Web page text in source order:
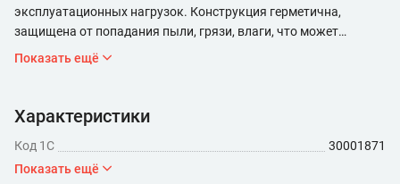
эксплуатационных нагрузок. Конструкция герметична,
защищена от попадания пыли, грязи, влаги, что может
привести к заклиниванию. Все детали обработаны
Показать ещё
Характеристики
Код 1С
30001871
Показать ещё